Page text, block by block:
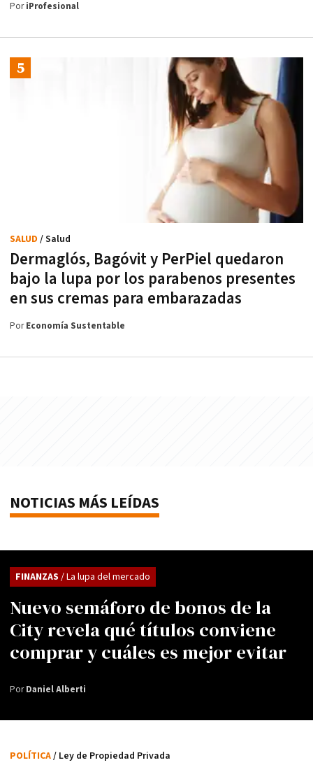
PoriProfesional
Dermaglós, Bagóvit y PerPiel quedaron
bajo la lupa por los parabenos presentes
en sus cremas para embarazadas
SALUD / Salud
PorEconomía Sustentable
NOTICIAS MÁS LEÍDAS
Nuevo semáforo de bonos de la
City revela qué títulos conviene
comprar y cuáles es mejor evitar
FINANZAS / La lupa del mercado
PorDaniel Alberti
POLÍTICA/ Ley de Propiedad Privada